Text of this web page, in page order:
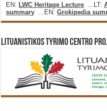
EN:LWC Heritage Lecture ...LT:
summary ...EN:Grokipedia
Lituanistikos Tyrimo Centro